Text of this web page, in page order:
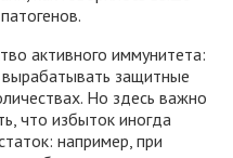
активного иммунитета:
защитные
Но здесь важно
что избыток иногда
например, при